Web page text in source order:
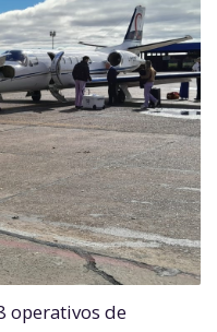
operativos de